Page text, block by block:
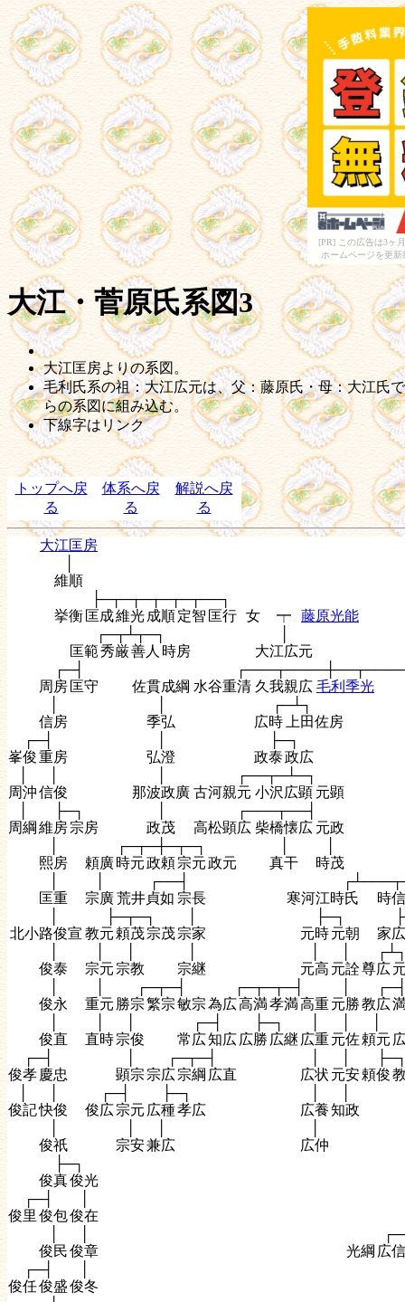
[PR] この広告は3ヶ
ホームページを更
大江・菅原氏系図3
大江匡房よりの系図。
毛利氏系の祖：大江広元は、父：藤原氏・母：大江氏
らの系図に組み込む。
下線字はリンク
トップへ戻
る
体系へ戻
る
解説へ戻
る
大江匡房
維順
├─┬─┬─┬─┬─┬──┐
挙衡 匡成維光 成順定智 匡行 女 ┯
藤原光能
┌─┬┴┬─┐
匡範秀厳善人 時房
大江広元
┌─┤
周房 匡守 佐貫成綱 水谷重清 久我親広 毛利季光
┌─┴┐
信房
季弘 広時
上田佐房
┌─┤
├─┐
峯俊重房 弘澄 政泰政広
┌──┬─┴─┐
周沖信俊 那波政廣 古河親元 小沢広顕 元顕
├─┐
┌───┬──┤
周綱 維房宗房 政茂 高松顕広 柴橋懐広 元政
┌─┬─┼─┬─┐
熙房
頼廣時元政頼宗元政元 真干
時茂
┌──┤
匡重
宗廣荒井貞如 宗長 寒河江時氏
時信
├─┬─┐ ├─┐
北小路俊宣 教元 頼茂宗茂宗家 元時元朝
家広
俊泰
宗元 宗教 宗継 元高 元詮尊広
┌─┬─┤ ┌─┬─┬─┤
俊永
重元 勝宗繁宗敏宗為広高満孝満高重元勝教広
┌─┤ ├─┐
俊直
直時宗俊 常広知広 広勝 広継 広重元佐頼元
┌─┤
┌─┬─┤
俊孝 慶忠 顕宗宗広宗綱 広直 広状 元安頼俊
┌─┤ ├─┐
俊記快俊 俊広宗元 広種孝広 広養知政
俊祇
宗安兼広
広仲
├─┐
俊真俊光
┌─┤
俊里 俊包俊在
俊民俊章 光綱 広信
┌─┤
俊任俊盛俊冬